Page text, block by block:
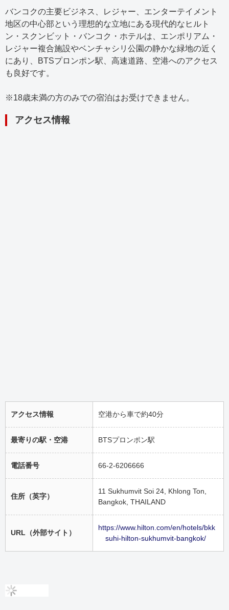
バンコクの主要ビジネス、レジャー、エンターテイメント
地区の中心部という理想的な立地にある現代的なヒルト
ン・スクンビット・バンコク・ホテルは、エンポリアム・
レジャー複合施設やベンチャシリ公園の静かな緑地の近く
にあり、BTSプロンポン駅、高速道路、空港へのアクセス
も良好です。
※18歳未満の方のみでの宿泊はお受けできません。
アクセス情報
アクセス情報 空港から車で約40分
最寄りの駅・空港 BTSプロンポン駅
電話番号 66-2-6206666
住所（英字）
11 Sukhumvit Soi 24, Khlong Ton,
Bangkok, THAILAND
URL（外部サイト）
https://www.hilton.com/en/hotels/bkk
suhi-hilton-sukhumvit-bangkok/